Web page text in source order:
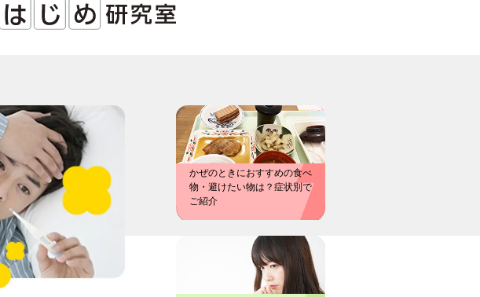
かぜのときにおすすめの食べ
物・避けたい物は？症状別で
ご紹介